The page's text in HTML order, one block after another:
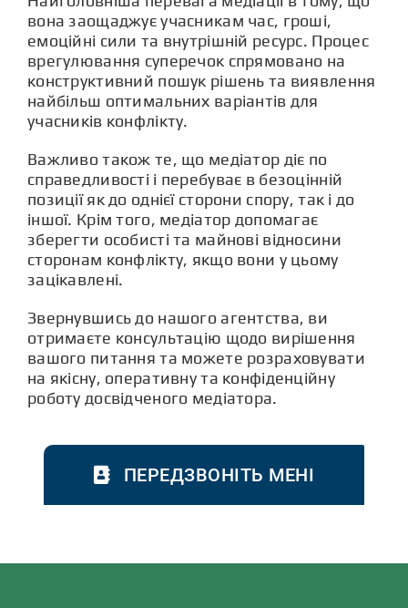
вона заощаджує учасникам час, гроші,
емоційні сили та внутрішній ресурс. Процес
врегулювання суперечок спрямовано на
конструктивний пошук рішень та виявлення
найбільш оптимальних варіантів для
учасників конфлікту.
Важливо також те, що медіатор діє по
справедливості і перебуває в безоцінній
позиції як до однієї сторони спору, так і до
іншої. Крім того, медіатор допомагає
зберегти особисті та майнові відносини
сторонам конфлікту, якщо вони у цьому
зацікавлені.
Звернувшись до нашого агентства, ви
отримаєте консультацію щодо вирішення
вашого питання та можете розраховувати
на якісну, оперативну та конфіденційну
роботу досвідченого медіатора.
ПЕРЕДЗВОНІТЬ МЕНІ